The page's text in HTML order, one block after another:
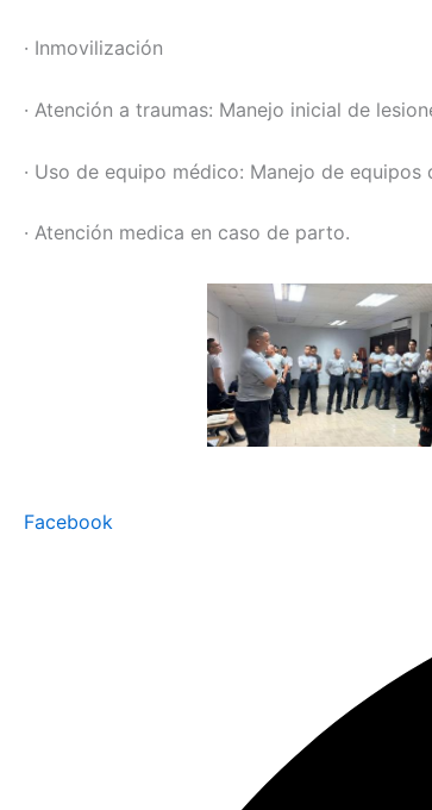
· Inmovilización
· Atención a traumas: Manejo inicial de
· Uso de equipo médico: Manejo de
· Atención medica en caso de parto.
Facebook